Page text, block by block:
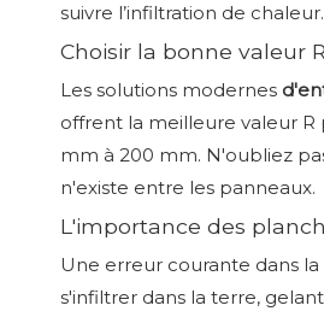
suivre l’infiltration de chaleur.
Choisir la bonne valeur R
Les solutions modernes
offrent la meilleure valeur R
mm à 200 mm. N'oubliez
n'existe entre les panneaux.
L'importance des
Une erreur courante dans
s'infiltrer dans la terre,